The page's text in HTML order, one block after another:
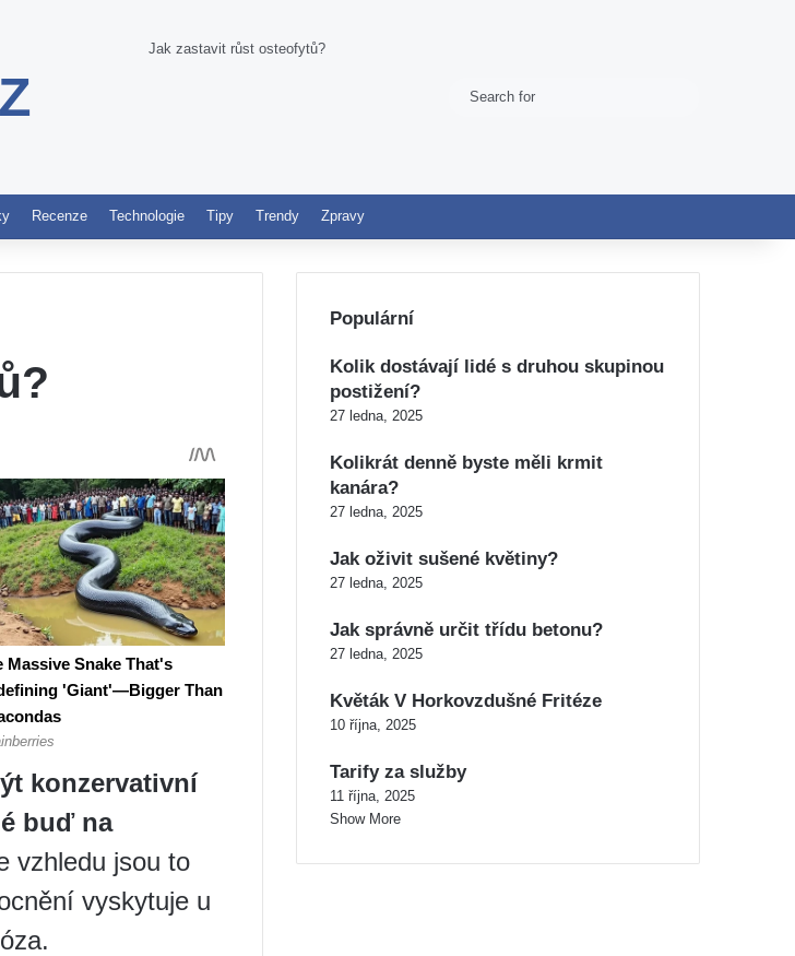
Jak zastavit růst osteofytů?
Switch skin
Recenze Technologie Tipy Trendy Zpravy
konzervativní
buď na
vzhledu jsou to
vyskytuje u
Populární
Kolik dostávají lidé s druhou skupinou
postižení?
27 ledna, 2025
Kolikrát denně byste měli krmit
kanára?
27 ledna, 2025
Jak oživit sušené květiny?
27 ledna, 2025
Jak správně určit třídu betonu?
27 ledna, 2025
Květák V Horkovzdušné Fritéze
10 října, 2025
Tarify za služby
11 října, 2025
Show More